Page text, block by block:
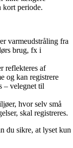
kort periode.
varmeudstråling fra
brug, fx i
reflekteres af
og kan registrere
– velegnet til
hvor selv små
skal registreres.
du sikre, at lyset kun